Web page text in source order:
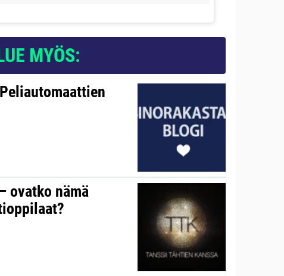
MYÖS:
ovatko nämä